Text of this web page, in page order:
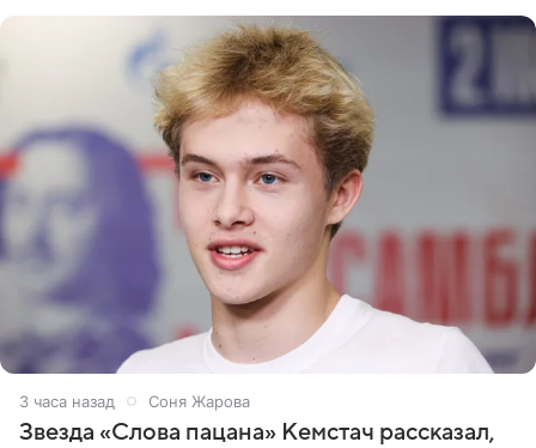
3 часа назад Соня Жарова
Звезда «Слова пацана» Кемстач рассказал,